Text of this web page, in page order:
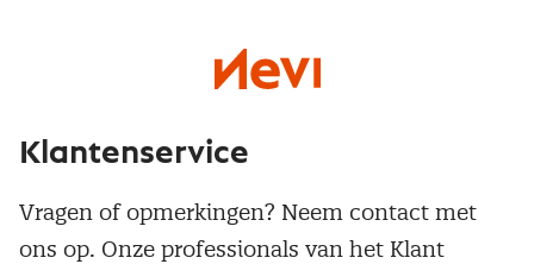
Klantenservice
Vragen of opmerkingen? Neem contact met
ons op. Onze professionals van het Klant